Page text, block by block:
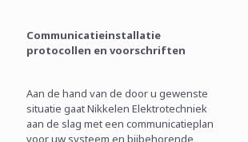
Communicatieinstallatie
protocollen en voorschriften
Aan de hand van de door u gewenste
situatie gaat Nikkelen Elektrotechniek
aan de slag met een communicatieplan
voor uw systeem en bijbehorende